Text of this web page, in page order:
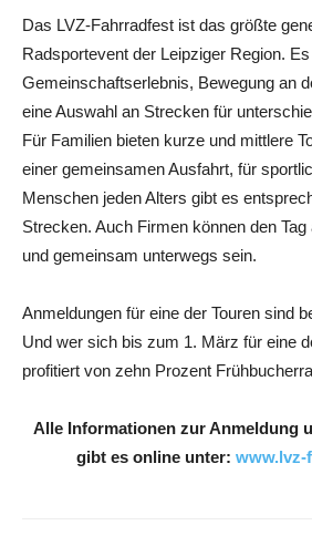
Das LVZ-Fahrradfest ist das größte
Radsportevent der Leipziger Region.
Gemeinschaftserlebnis, Bewegung an
eine Auswahl an Strecken für
Für Familien bieten kurze und mittlere
einer gemeinsamen Ausfahrt, für
Menschen jeden Alters gibt es
Strecken. Auch Firmen können den
und gemeinsam unterwegs sein.
Anmeldungen für eine der Touren sind
Und wer sich bis zum 1. März für eine
profitiert von zehn Prozent
Alle Informationen zur Anmeldung
gibt es online unter: www.lvz-